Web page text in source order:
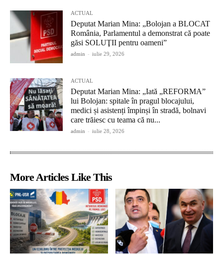
ACTUAL
Deputat Marian Mina: „Bolojan a BLOCAT
România, Parlamentul a demonstrat că poate
găsi SOLUŢII pentru oameni”
admin - iulie 29, 2026
ACTUAL
Deputat Marian Mina: „Iată „REFORMA”
lui Bolojan: spitale în pragul blocajului,
medici și asistenți împinși în stradă, bolnavi
care trăiesc cu teama că nu...
admin - iulie 28, 2026
More Articles Like This